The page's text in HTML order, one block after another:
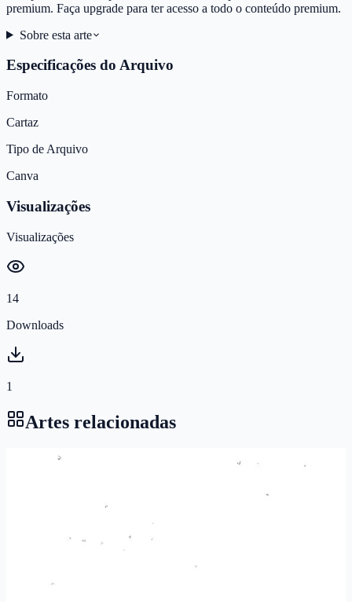
premium. Faça upgrade para ter acesso a todo o conteúdo premium.
Sobre esta arte
Especificações do Arquivo
Formato
Cartaz
Tipo de Arquivo
Canva
Visualizações
Visualizações
14
Downloads
1
Artes relacionadas